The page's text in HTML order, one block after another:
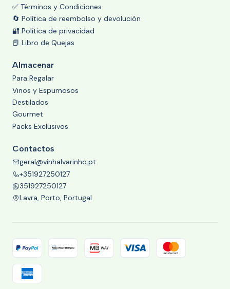
✅ Términos y Condiciones
🔄 Política de reembolso y devolución
🔐 Política de privacidad
📕 Libro de Quejas
Almacenar
Para Regalar
Vinos y Espumosos
Destilados
Gourmet
Packs Exclusivos
Contactos
geral@vinhalvarinho.pt
+351927250127
351927250127
Lavra, Porto, Portugal